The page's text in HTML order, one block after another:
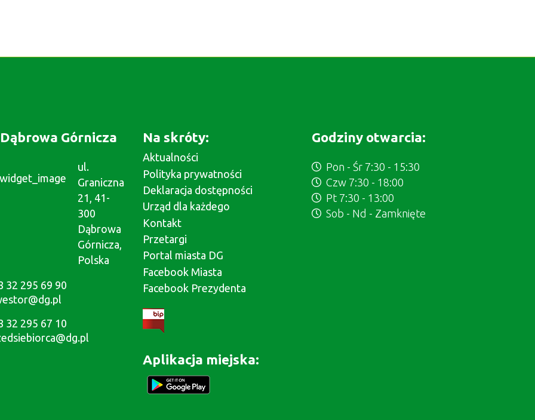
Górnicza
ul.
Graniczna
21, 41-
300
Dąbrowa
Górnicza,
Polska
32 295 69 90
32 295 67 10
Na skróty:
Aktualności
Polityka prywatności
Deklaracja dostępności
Urząd dla każdego
Kontakt
Przetargi
Portal miasta DG
Facebook Miasta
Facebook Prezydenta
Aplikacja miejska:
Godziny otwarcia:
Pon - Śr 7:30 - 15:30
Czw 7:30 - 18:00
Pt 7:30 - 13:00
Sob - Nd - Zamknięte